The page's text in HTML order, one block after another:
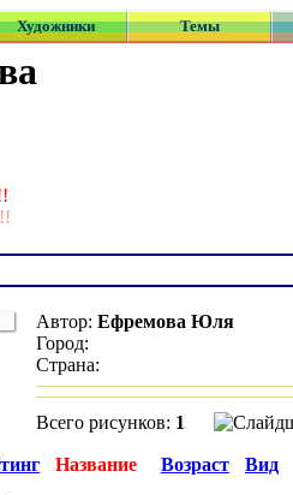
Художники Темы
Автор: Ефремова Юля
Город:
Страна:
Всего рисунков: 1
Название Возраст Вид